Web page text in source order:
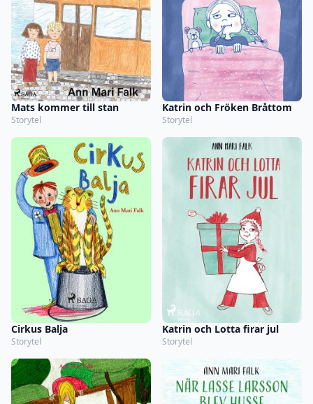
Mats kommer till stan
Storytel
Katrin och Fröken Bråttom
Storytel
Cirkus Balja
Storytel
Katrin och Lotta firar jul
Storytel